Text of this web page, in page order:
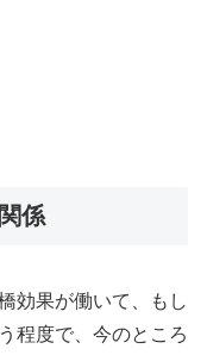
係
効果が働いて、もし
程度で、今のところ